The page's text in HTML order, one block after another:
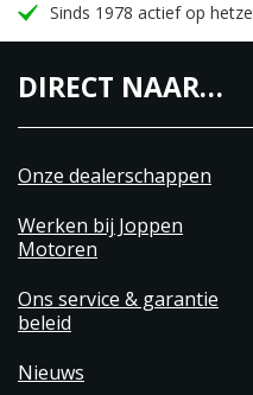
Sinds 1978 actief op
DIRECT NAAR…
Onze dealerschappen
Werken bij Joppen
Motoren
Ons service & garantie
beleid
Nieuws